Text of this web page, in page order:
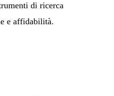
di ricerca
e affidabilità.